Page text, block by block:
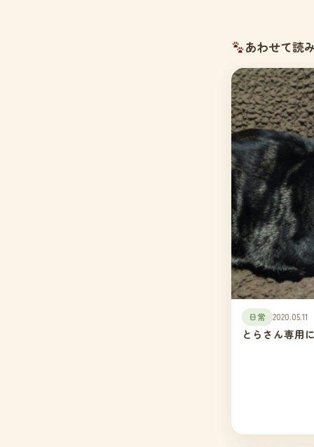
あわせて読
日常 2020.05.11
とらさん専用